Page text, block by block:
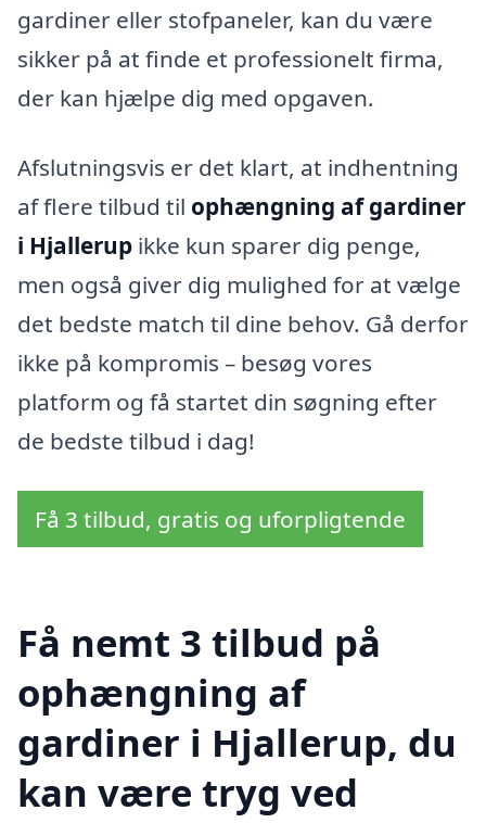
gardiner eller stofpaneler, kan du være
sikker på at finde et professionelt firma,
der kan hjælpe dig med opgaven.
Afslutningsvis er det klart, at indhentning
af flere tilbud til ophængning af gardiner
i Hjallerup ikke kun sparer dig penge,
men også giver dig mulighed for at vælge
det bedste match til dine behov. Gå derfor
ikke på kompromis – besøg vores
platform og få startet din søgning efter
de bedste tilbud i dag!
Få 3 tilbud, gratis og uforpligtende
Få nemt 3 tilbud på
ophængning af
gardiner i Hjallerup, du
kan være tryg ved